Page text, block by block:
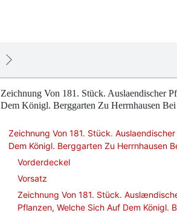
Zeichnung Von 181. Stück. Auslaendischer
Dem Königl. Berggarten Zu Herrnhausen
Zeichnung Von 181. Stück.
Dem Königl. Berggarten Zu Herrnhausen
Vorderdeckel
Vorsatz
Zeichnung Von 181. Stück.
Pflanzen, Welche Sich Auf Dem Königl.